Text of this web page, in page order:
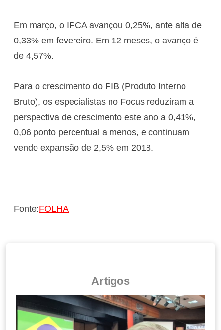
Em março, o IPCA avançou 0,25%, ante alta de
0,33% em fevereiro. Em 12 meses, o avanço é
de 4,57%.
Para o crescimento do PIB (Produto Interno
Bruto), os especialistas no Focus reduziram a
perspectiva de crescimento este ano a 0,41%,
0,06 ponto percentual a menos, e continuam
vendo expansão de 2,5% em 2018.
Fonte:FOLHA
Artigos